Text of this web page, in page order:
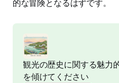
的な冒険となるはずです。
観光の歴史に関する魅力
を傾けてください